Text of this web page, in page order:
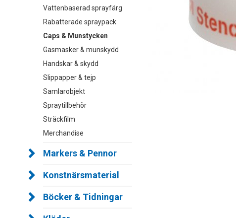
Vattenbaserad sprayfärg
Rabatterade spraypack
Caps & Munstycken
Gasmasker & munskydd
Handskar & skydd
Slippapper & tejp
Samlarobjekt
Spraytillbehör
Sträckfilm
Merchandise
Markers & Pennor
Konstnärsmaterial
Böcker & Tidningar